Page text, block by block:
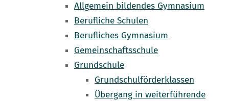
Allgemein bildendes Gymnasium
Berufliche Schulen
Berufliches Gymnasium
Gemeinschaftsschule
Grundschule
Grundschulförderklassen
Übergang in weiterführende